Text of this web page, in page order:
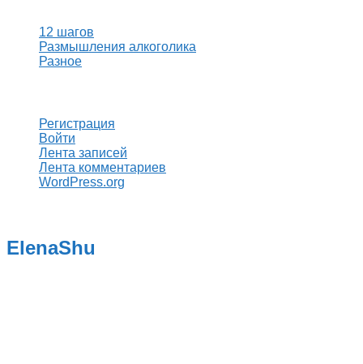
12 шагов
Размышления алкоголика
Разное
Регистрация
Войти
Лента записей
Лента комментариев
WordPress.org
ElenaShu